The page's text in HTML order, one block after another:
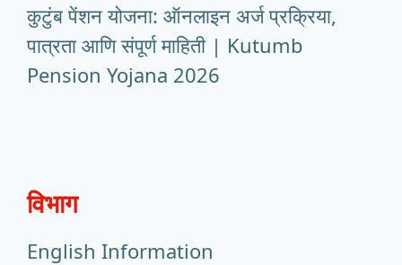
कुटुंब पेंशन योजना: ऑनलाइन अर्ज प्रक्रिया,
पात्रता आणि संपूर्ण माहिती | Kutumb
Pension Yojana 2026
विभाग
English Information